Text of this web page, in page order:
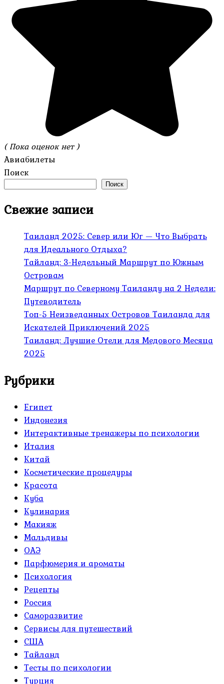
( Пока оценок нет )
Авиабилеты
Поиск
Поиск
Свежие записи
Таиланд 2025: Север или Юг — Что Выбрать
для Идеального Отдыха?
Тайланд: 3-Недельный Маршрут по Южным
Островам
Маршрут по Северному Таиланду на 2 Недели:
Путеводитель
Топ-5 Неизведанных Островов Таиланда для
Искателей Приключений 2025
Таиланд: Лучшие Отели для Медового Месяца
2025
Рубрики
Египет
Индонезия
Интерактивные тренажеры по психологии
Италия
Китай
Косметические процедуры
Красота
Куба
Кулинария
Макияж
Мальдивы
ОАЭ
Парфюмерия и ароматы
Психология
Рецепты
Россия
Саморазвитие
Сервисы для путешествий
США
Тайланд
Тесты по психологии
Турция